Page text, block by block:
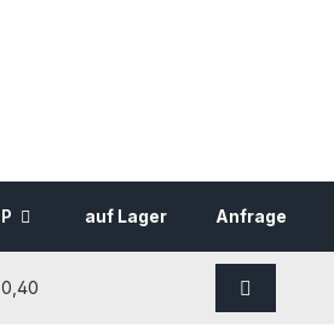
P auf Lager Anfrage
0,40